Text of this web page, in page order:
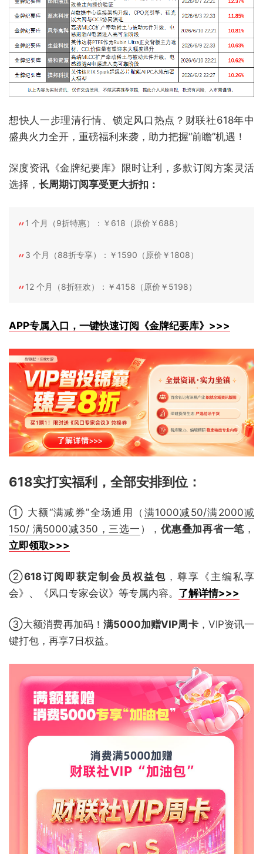
想快人一步理清行情、锁定风口热点？财联社618年中
盛典火力全开，重磅福利来袭，助力把握“前瞻”机遇！
深度资讯《金牌纪要库》限时让利，多款订阅方案灵活
选择， 长周期订阅享受更大折扣：
1 个月（9折特惠）：￥618（原价￥688）
3 个月（88折专享）：￥1590（原价￥1808）
12 个月（8折狂欢）：￥4158（原价￥5198）
APP专属入口，一键快速订阅《金牌纪要库》>>>
618实打实福利，全部安排到位 ：
① 大额“满减券”全场通用（ 满1000减50/满2000减
150/ 满5000减350，三选一 ），优惠叠加再省一笔 ，
立即领取>>>
②618订阅即获定制会员权益包 ，尊享《主编私享
会》、《风口专家会议》等专属内容。 了解详情>>>
③大额消费再加码！ 满5000加赠VIP周卡，VIP资讯一
键打包，再享7日权益。